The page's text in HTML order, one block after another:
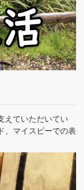
えていただいてい
、マイスピーでの表